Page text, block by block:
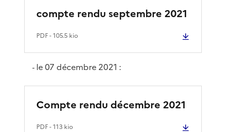
compte rendu septembre 2021
PDF- 105.5 kio
-le 07 décembre 2021 :
Compte rendu décembre 2021
PDF- 113 kio